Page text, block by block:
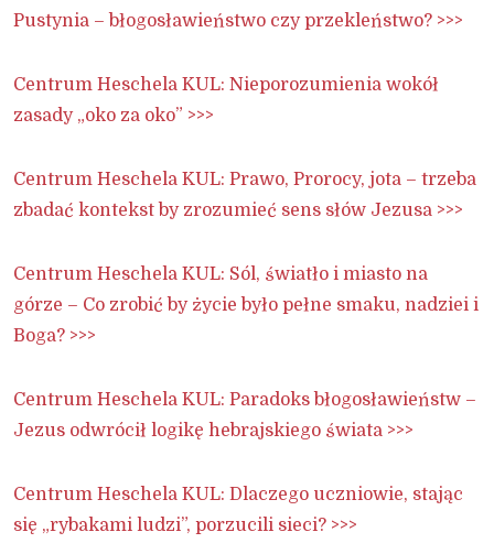
Pustynia – błogosławieństwo czy przekleństwo? >>>
Centrum Heschela KUL: Nieporozumienia wokół
zasady „oko za oko” >>>
Centrum Heschela KUL: Prawo, Prorocy, jota – trzeba
zbadać kontekst by zrozumieć sens słów Jezusa >>>
Centrum Heschela KUL: Sól, światło i miasto na
górze – Co zrobić by życie było pełne smaku, nadziei i
Boga? >>>
Centrum Heschela KUL: Paradoks błogosławieństw –
Jezus odwrócił logikę hebrajskiego świata >>>
Centrum Heschela KUL: Dlaczego uczniowie, stając
się „rybakami ludzi”, porzucili sieci? >>>